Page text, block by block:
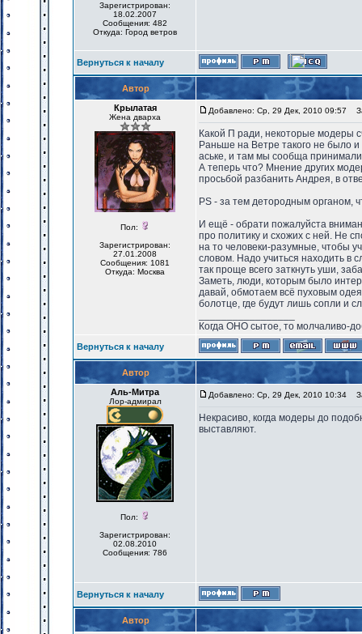
Зарегистрирован:
18.02.2007
Сообщения: 482
Откуда: Город ветров
Вернуться к началу
Автор
Крылатая
Жена дварха
Пол:
Зарегистрирован:
27.01.2008
Сообщения: 1081
Откуда: Москва
Добавлено: Ср, 29 Дек, 2010 09:57
Какой П ради, некоторые модеры
Раньше на Ветре такого не было
аське, и там мы сообща
А теперь что? Мнение других
просьбой разбанить Андрея, в
PS - за тем детородным органом,
И ещё - обрати пожалуйста
про политику и схожих с ней. Не
на то человеки-разумные, чтобы
словом. Надо учиться находить в
так проще всего заткнуть уши,
Заметь, люди, которым было
давай, обмотаем всё пуховым
болотце, где будут лишь сопли и
Когда ОНО сытое, то молчаливо-
Вернуться к началу
Автор
Аль-Митра
Лор-адмирал
Пол:
Зарегистрирован:
02.08.2010
Сообщения: 786
Добавлено: Ср, 29 Дек, 2010 10:34
Некрасиво, когда модеры до
выставляют.
Вернуться к началу
Автор